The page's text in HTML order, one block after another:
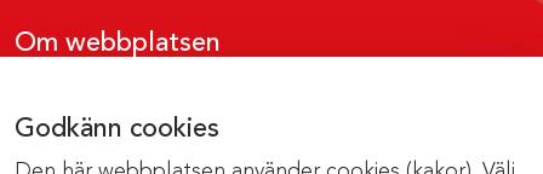
Godkänn cookies
Om webbplatsen
Om cookies